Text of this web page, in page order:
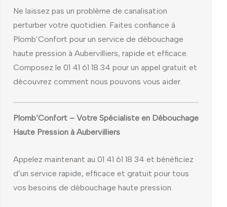
Ne laissez pas un problème de canalisation
perturber votre quotidien. Faites confiance à
Plomb’Confort pour un service de débouchage
haute pression à Aubervilliers, rapide et efficace.
Composez le 01 41 61 18 34 pour un appel gratuit et
découvrez comment nous pouvons vous aider.
Plomb’Confort – Votre Spécialiste en Débouchage
Haute Pression à Aubervilliers
Appelez maintenant au 01 41 61 18 34 et bénéficiez
d’un service rapide, efficace et gratuit pour tous
vos besoins de débouchage haute pression.